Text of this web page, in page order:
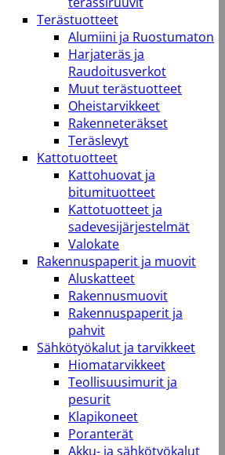
Terästuotteet
Alumiini ja Ruostumaton
Harjateräs ja
Raudoitusverkot
Muut terästuotteet
Oheistarvikkeet
Rakenneteräkset
Teräslevyt
Kattotuotteet
Kattohuovat ja
bitumituotteet
Kattotuotteet ja
sadevesijärjestelmät
Valokate
Rakennuspaperit ja muovit
Aluskatteet
Rakennusmuovit
Rakennuspaperit ja
pahvit
Sähkötyökalut ja tarvikkeet
Hiomatarvikkeet
Teollisuusimurit ja
pesurit
Klapikoneet
Poranterät
Akku- ja sähkötyökalut